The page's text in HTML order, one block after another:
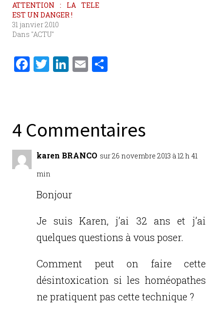
ATTENTION : LA TELE
EST UN DANGER !
31 janvier 2010
Dans "ACTU"
F
b
o
o
k
T
r
Li
dI
n
E
er
4 Commentaires
karen BRANCO sur 26 novembre 2013 à 12 h 41
min
Bonjour
Je suis Karen, j’ai 32 ans et j’ai
quelques questions à vous poser.
Comment peut on faire cette
désintoxication si les homéopathes
ne pratiquent pas cette technique ?